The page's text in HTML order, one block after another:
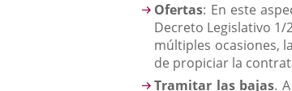
Ofertas: En este
Decreto Legislativo
múltiples ocasiones,
de propiciar la
Tramitar las bajas.